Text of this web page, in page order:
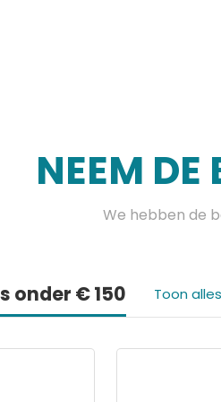
NEEM DE
We hebben de
onder € 150 Toon alles